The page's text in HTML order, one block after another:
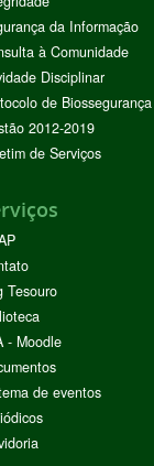
da Informação
à Comunidade
Disciplinar
de Biossegurança
2012-2019
de Serviços
Tesouro
- Moodle
de eventos